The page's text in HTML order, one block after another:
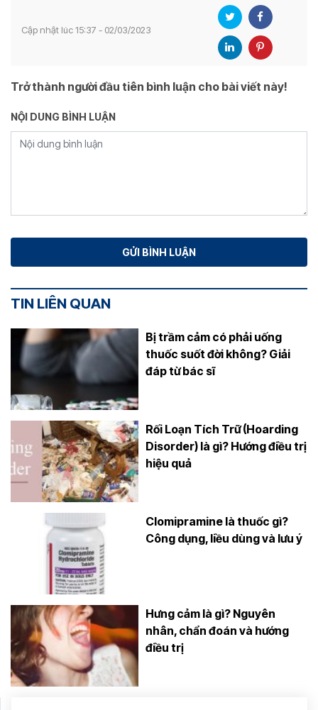
Cập nhật lúc 15:37 - 02/03/2023
Trở thành người đầu tiên bình luận cho bài viết này!
NỘI DUNG BÌNH LUẬN
TIN LIÊN QUAN
Bị trầm cảm có phải uống
thuốc suốt đời không? Giải
đáp từ bác sĩ
Rối Loạn Tích Trữ (Hoarding
Disorder) là gì? Hướng điều trị
hiệu quả
Clomipramine là thuốc gì?
Công dụng, liều dùng và lưu ý
Hưng cảm là gì? Nguyên
nhân, chẩn đoán và hướng
điều trị